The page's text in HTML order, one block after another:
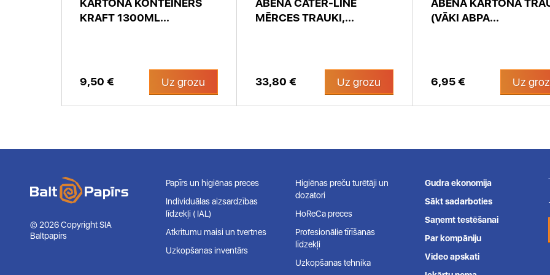
KARTONA KONTEINERS
KRAFT 1300ML...
9,50 € Uz grozu
ABENA CATER-LINE
MĒRCES TRAUKI,...
33,80 € Uz grozu
ABENA KARTONA
(VĀKI ABPA...
6,95 € Uz
© 2026 Copyright SIA
Baltpapirs
Papīrs un higiēnas preces
Individuālas aizsardzības
līdzekļi ( IAL)
Atkritumu maisi un tvertnes
Uzkopšanas inventārs
Higiēnas preču turētāji un
dozatori
HoReCa preces
Profesionālie tīrīšanas
līdzekļi
Uzkopšanas tehnika
Gudra ekonomija
Sākt sadarboties
Saņemt testēšanai
Par kompāniju
Video apskati